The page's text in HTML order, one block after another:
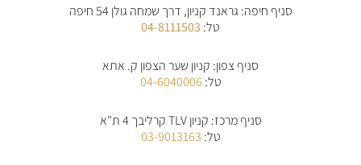
-
a
p
o
o
k
f
g
סניף חיפה: גראנד קניון, דרך שמחה גולן 54 חיפה
טל:04-8111503
סניף צפון: קניון שער הצפון ק. אתא
טל:04-6040006
סניף מרכז: קניון TLV קרליבך 4 ת"א
טל:03-9013163